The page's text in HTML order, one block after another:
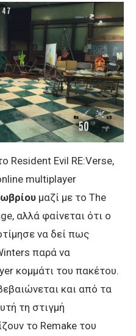
Resident Evil RE:Verse,
multiplayer
μαζί με το The
αλλά φαίνεται ότι ο
να δεί πως
παρά να
κομμάτι του πακέτου.
και από τα
τη στιγμή
το Remake του